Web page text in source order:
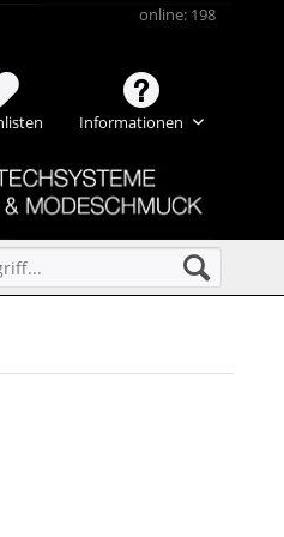
Informationen
online: 198